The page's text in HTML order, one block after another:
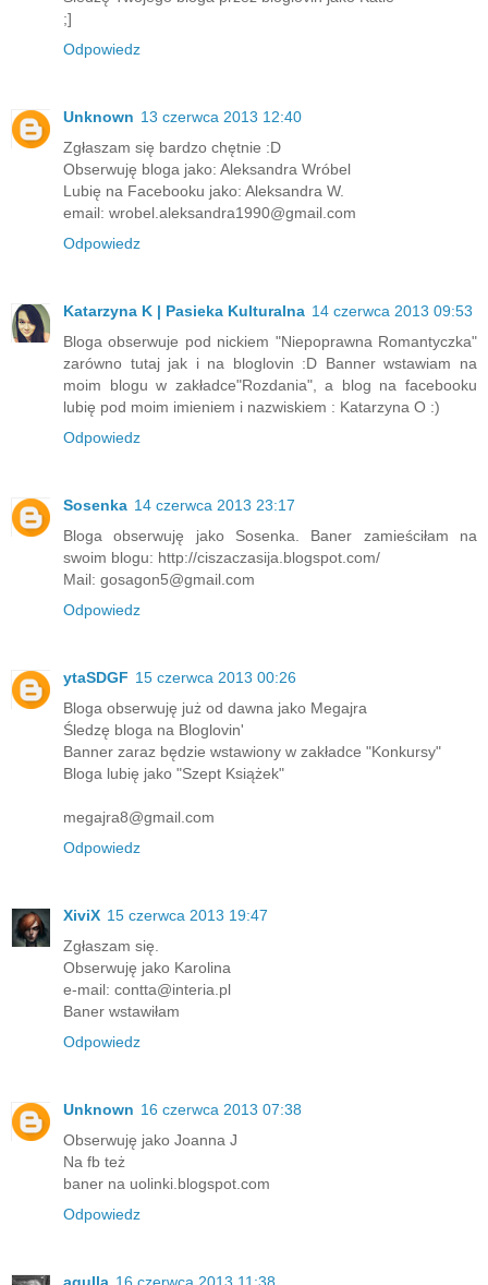
;]
Odpowiedz
Unknown 13 czerwca 2013 12:40
Zgłaszam się bardzo chętnie :D
Obserwuję bloga jako: Aleksandra Wróbel
Lubię na Facebooku jako: Aleksandra W.
email: wrobel.aleksandra1990@gmail.com
Odpowiedz
Katarzyna K | Pasieka Kulturalna 14 czerwca 2013 09:53
Bloga obserwuje pod nickiem "Niepoprawna Romantyczka"
zarówno tutaj jak i na bloglovin :D Banner wstawiam na
moim blogu w zakładce"Rozdania", a blog na facebooku
lubię pod moim imieniem i nazwiskiem : Katarzyna O :)
Odpowiedz
Sosenka 14 czerwca 2013 23:17
Bloga obserwuję jako Sosenka. Baner zamieściłam na
swoim blogu: http://ciszaczasija.blogspot.com/
Mail: gosagon5@gmail.com
Odpowiedz
ytaSDGF 15 czerwca 2013 00:26
Bloga obserwuję już od dawna jako Megajra
Śledzę bloga na Bloglovin'
Banner zaraz będzie wstawiony w zakładce "Konkursy"
Bloga lubię jako "Szept Książek"
megajra8@gmail.com
Odpowiedz
XiviX 15 czerwca 2013 19:47
Zgłaszam się.
Obserwuję jako Karolina
e-mail: contta@interia.pl
Baner wstawiłam
Odpowiedz
Unknown 16 czerwca 2013 07:38
Obserwuję jako Joanna J
Na fb też
baner na uolinki.blogspot.com
Odpowiedz